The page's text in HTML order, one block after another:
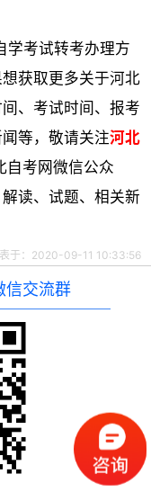
考试转考办理方
获取更多关于河北
、考试时间、报考
等，敬请关注河北
自考网微信公众
读、试题、相关新
于：2020-09-11 10:33:56
信交流群